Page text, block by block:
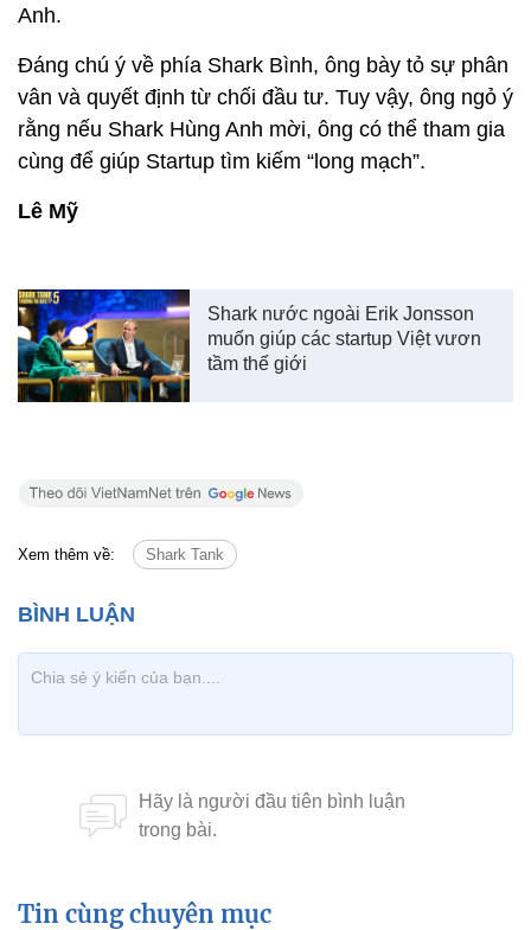
Anh.
Đáng chú ý về phía Shark Bình, ông bày tỏ sự phân
vân và quyết định từ chối đầu tư. Tuy vậy, ông ngỏ ý
rằng nếu Shark Hùng Anh mời, ông có thể tham gia
cùng để giúp Startup tìm kiếm “long mạch”.
Lê Mỹ
Shark nước ngoài Erik Jonsson
muốn giúp các startup Việt vươn
tầm thế giới
Xem thêm về: Shark Tank
Tin cùng chuyên mục